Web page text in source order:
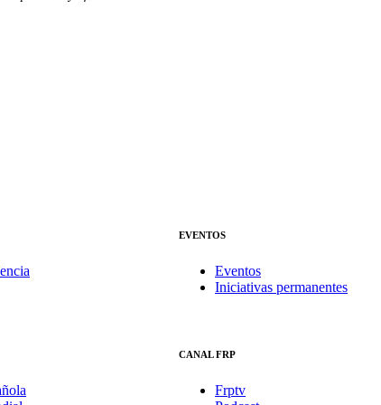
EVENTOS
Eventos
Iniciativas permanentes
CANAL FRP
Frptv